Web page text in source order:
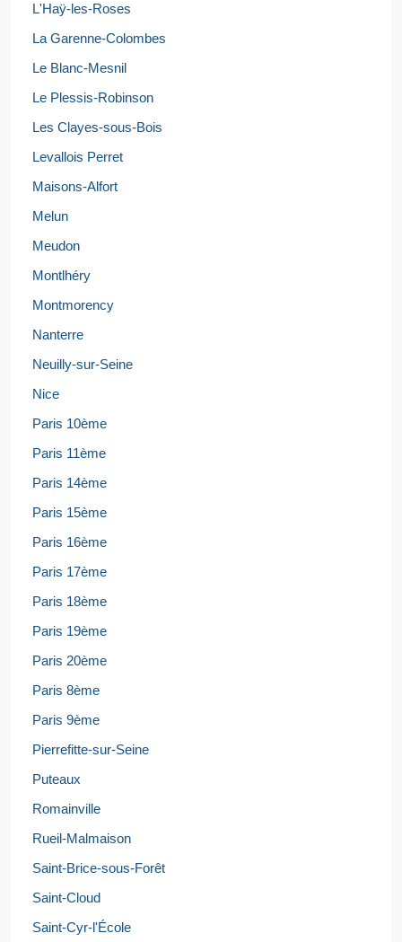
L'Haÿ-les-Roses
La Garenne-Colombes
Le Blanc-Mesnil
Le Plessis-Robinson
Les Clayes-sous-Bois
Levallois Perret
Maisons-Alfort
Melun
Meudon
Montlhéry
Montmorency
Nanterre
Neuilly-sur-Seine
Nice
Paris 10ème
Paris 11ème
Paris 14ème
Paris 15ème
Paris 16ème
Paris 17ème
Paris 18ème
Paris 19ème
Paris 20ème
Paris 8ème
Paris 9ème
Pierrefitte-sur-Seine
Puteaux
Romainville
Rueil-Malmaison
Saint-Brice-sous-Forêt
Saint-Cloud
Saint-Cyr-l'École